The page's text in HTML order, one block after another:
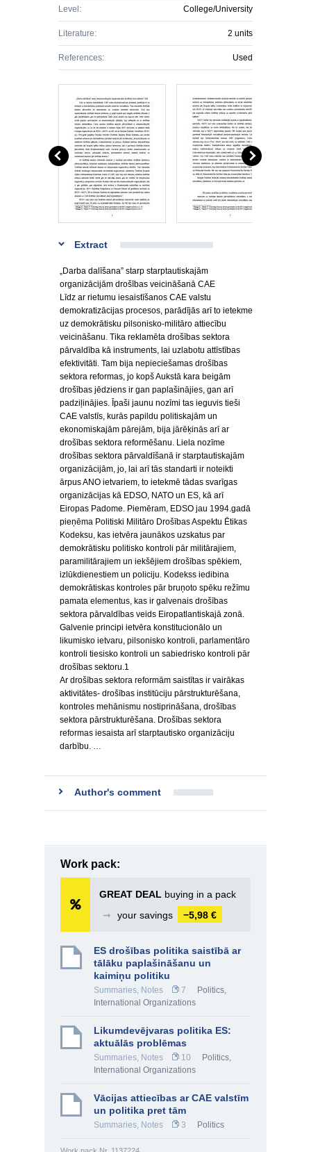
Level: College/University
Literature: 2 units
References: Used
Extract
„Darba dalīšana” starp starptautiskajām
organizācijām drošības veicināšanā CAE
Līdz ar rietumu iesaistīšanos CAE valstu
demokratizācijas procesos, parādījās arī to ietekme
uz demokrātisku pilsonisko-militāro attiecību
veicināšanu. Tika reklamēta drošības sektora
pārvaldība kā instruments, lai uzlabotu attīstības
efektivitāti. Tam bija nepieciešamas drošības
sektora reformas, jo kopš Aukstā kara beigām
drošības jēdziens ir gan paplašinājies, gan arī
padziļinājies. Īpaši jaunu nozīmi tas ieguvis tieši
CAE valstīs, kurās papildu politiskajām un
ekonomiskajām pārejām, bija jārēķinās arī ar
drošības sektora reformēšanu. Liela nozīme
drošības sektora pārvaldīšanā ir starptautiskajām
organizācijām, jo, lai arī tās standarti ir noteikti
ārpus ANO ietvariem, to ietekmē tādas svarīgas
organizācijas kā EDSO, NATO un ES, kā arī
Eiropas Padome. Piemēram, EDSO jau 1994.gadā
pieņēma Politiski Militāro Drošības Aspektu Ētikas
Kodeksu, kas ietvēra jaunākos uzskatus par
demokrātisku politisko kontroli pār militārajiem,
paramilitārajiem un iekšējiem drošības spēkiem,
izlūkdienestiem un policiju. Kodekss iedibina
demokrātiskas kontroles pār bruņoto spēku režīmu
pamata elementus, kas ir galvenais drošības
sektora pārvaldības veids Eiropatlantiskajā zonā.
Galvenie principi ietvēra konstitucionālo un
likumisko ietvaru, pilsonisko kontroli, parlamentāro
kontroli tiesisko kontroli un sabiedrisko kontroli pār
drošības sektoru.1
Ar drošības sektora reformām saistītas ir vairākas
aktivitātes- drošības institūciju pārstrukturēšana,
kontroles mehānismu nostiprināšana, drošības
sektora pārstrukturēšana. Drošības sektora
reformas iesaista arī starptautisko organizāciju
darbību. …
Author's comment
Work pack:
GREAT DEAL buying in a pack
➞
your savings −5,98 €
ES drošības politika saistībā ar
tālāku paplašināšanu un
kaimiņu politiku
Summaries, Notes 7 Politics,
International Organizations
Likumdevējvaras politika ES:
aktuālās problēmas
Summaries, Notes 10 Politics,
International Organizations
Vācijas attiecības ar CAE valstīm
un politika pret tām
Summaries, Notes 3 Politics